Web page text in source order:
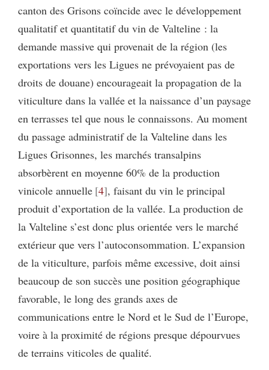
canton des Grisons coïncide avec le développement
qualitatif et quantitatif du vin de Valteline : la
demande massive qui provenait de la région (les
exportations vers les Ligues ne prévoyaient pas de
droits de douane) encourageait la propagation de la
viticulture dans la vallée et la naissance d’un paysage
en terrasses tel que nous le connaissons. Au moment
du passage administratif de la Valteline dans les
Ligues Grisonnes, les marchés transalpins
absorbèrent en moyenne 60% de la production
vinicole annuelle 4 , faisant du vin le principal
produit d’exportation de la vallée. La production de
la Valteline s’est donc plus orientée vers le marché
extérieur que vers l’autoconsommation. L’expansion
de la viticulture, parfois même excessive, doit ainsi
beaucoup de son succès une position géographique
favorable, le long des grands axes de
communications entre le Nord et le Sud de l’Europe,
voire à la proximité de régions presque dépourvues
de terrains viticoles de qualité.